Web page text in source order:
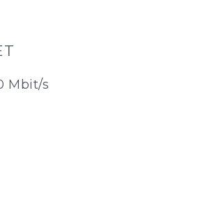
Mbit/s